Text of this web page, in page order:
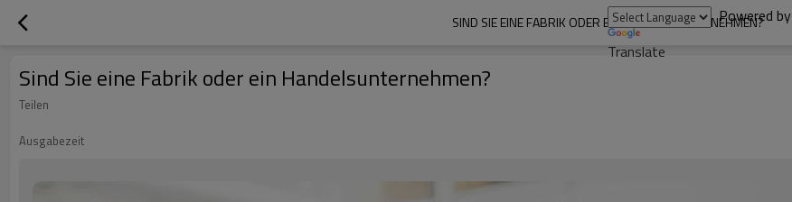
Powered by
Translate
SIND SIE EINE FABRIK ODER EIN HANDELSUNTERNEHMEN?
Sind Sie eine Fabrik oder ein Handelsunternehmen?
Teilen
Ausgabezeit